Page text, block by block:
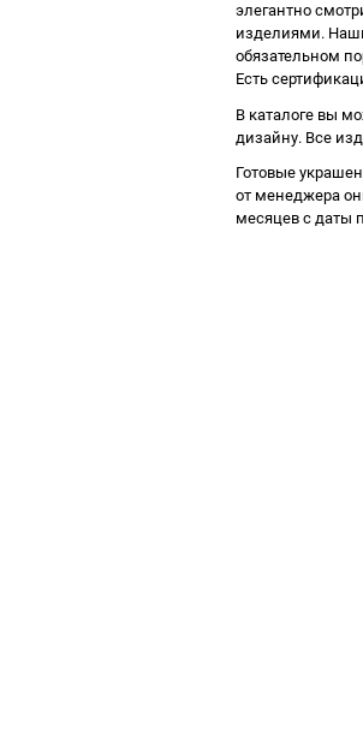
элегантно
изделиями.
обязательном
Есть
В каталоге вы
дизайну. Все
Готовые
от менеджера
месяцев с даты